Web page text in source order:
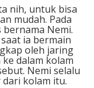
nih, untuk bisa
mudah. Pada
Nemi.
ia bermain
oleh jaring
dalam kolam
Nemi selalu
kolam itu.